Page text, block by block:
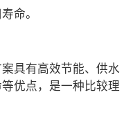
命。
具有高效节能、供水
优点，是一种比较理